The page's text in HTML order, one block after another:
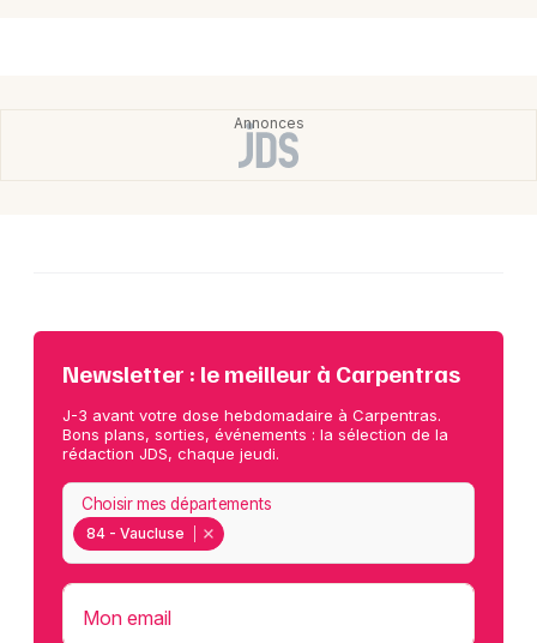
Newsletter : le meilleur à Carpentras
J-3 avant votre dose hebdomadaire à Carpentras.
Bons plans, sorties, événements : la sélection de la
rédaction JDS, chaque jeudi.
84 - Vaucluse
Choisir mes départements
Mon email